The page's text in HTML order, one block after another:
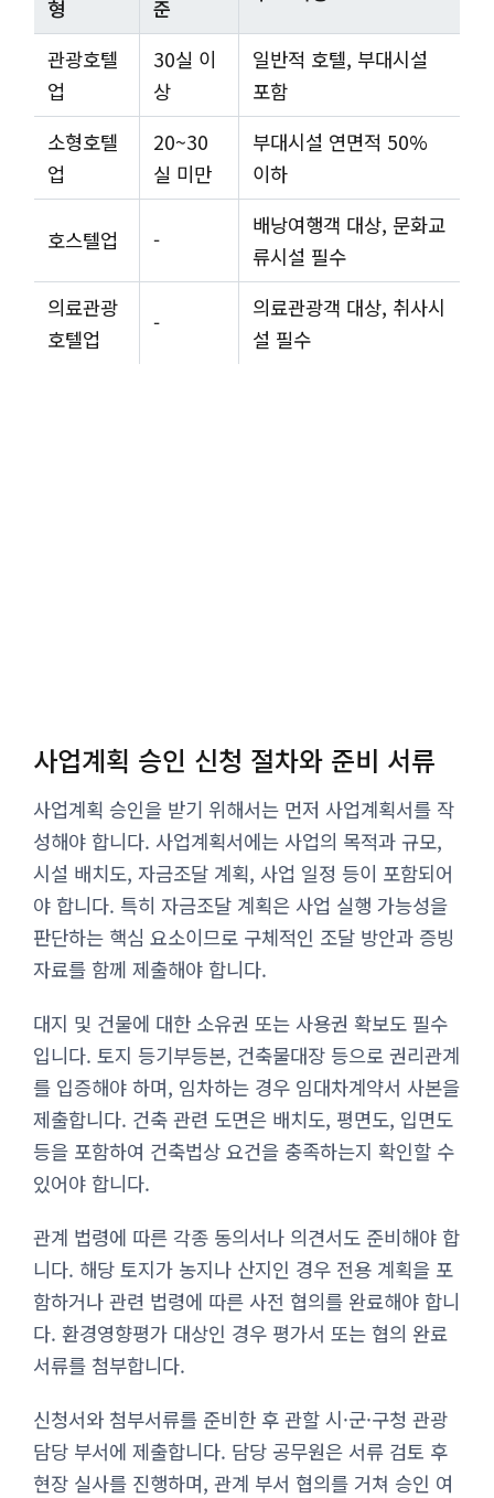
형 준
관광호텔
업
30실 이
상
일반적 호텔, 부대시설
포함
소형호텔
업
20~30
실 미만
부대시설 연면적 50%
이하
호스텔업 -
배낭여행객 대상, 문화교
류시설 필수
의료관광
호텔업
-
의료관광객 대상, 취사시
설 필수
사업계획 승인 신청 절차와 준비 서류
사업계획 승인을 받기 위해서는 먼저 사업계획서를 작
성해야 합니다. 사업계획서에는 사업의 목적과 규모,
시설 배치도, 자금조달 계획, 사업 일정 등이 포함되어
야 합니다. 특히 자금조달 계획은 사업 실행 가능성을
판단하는 핵심 요소이므로 구체적인 조달 방안과 증빙
자료를 함께 제출해야 합니다.
대지 및 건물에 대한 소유권 또는 사용권 확보도 필수
입니다. 토지 등기부등본, 건축물대장 등으로 권리관계
를 입증해야 하며, 임차하는 경우 임대차계약서 사본을
제출합니다. 건축 관련 도면은 배치도, 평면도, 입면도
등을 포함하여 건축법상 요건을 충족하는지 확인할 수
있어야 합니다.
관계 법령에 따른 각종 동의서나 의견서도 준비해야 합
니다. 해당 토지가 농지나 산지인 경우 전용 계획을 포
함하거나 관련 법령에 따른 사전 협의를 완료해야 합니
다. 환경영향평가 대상인 경우 평가서 또는 협의 완료
서류를 첨부합니다.
신청서와 첨부서류를 준비한 후 관할 시·군·구청 관광
담당 부서에 제출합니다. 담당 공무원은 서류 검토 후
현장 실사를 진행하며, 관계 부서 협의를 거쳐 승인 여